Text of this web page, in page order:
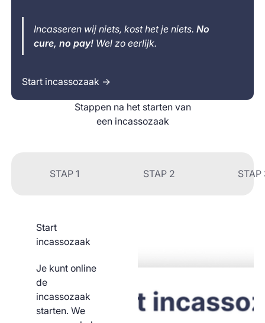
Incasseren wij niets, kost het je niets. No
cure, no pay!Wel zo eerlijk.
Start incassozaak →
Stappen na het starten van
een incassozaak
STAP 1 STAP 2 STAP
Start
incassozaak
Je kunt online
de
incassozaak
starten. We